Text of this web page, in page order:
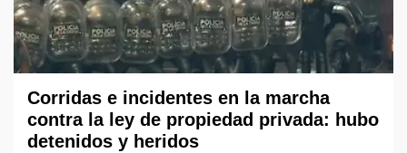
Corridas e incidentes en la marcha
contra la ley de propiedad privada: hubo
detenidos y heridos